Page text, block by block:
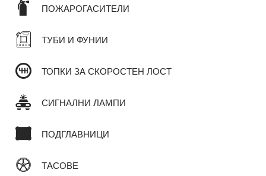
ПОЖАРОГАСИТЕЛИ
ТУБИ И ФУНИИ
ТОПКИ ЗА СКОРОСТЕН ЛОСТ
СИГНАЛНИ ЛАМПИ
ПОДГЛАВНИЦИ
ТАСОВЕ